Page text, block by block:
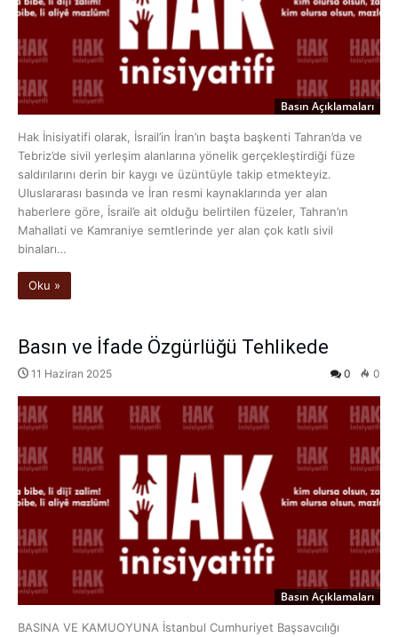
Basın Açıklamaları
Hak İnisiyatifi olarak, İsrail’in İran’ın başta başkenti Tahran’da ve
Tebriz’de sivil yerleşim alanlarına yönelik gerçekleştirdiği füze
saldırılarını derin bir kaygı ve üzüntüyle takip etmekteyiz.
Uluslararası basında ve İran resmi kaynaklarında yer alan
haberlere göre, İsrail’e ait olduğu belirtilen füzeler, Tahran’ın
Mahallati ve Kamraniye semtlerinde yer alan çok katlı sivil
binaları…
Oku »
Basın ve İfade Özgürlüğü Tehlikede
11 Haziran 2025 0 0
Basın Açıklamaları
BASINA VE KAMUOYUNA İstanbul Cumhuriyet Başsavcılığı